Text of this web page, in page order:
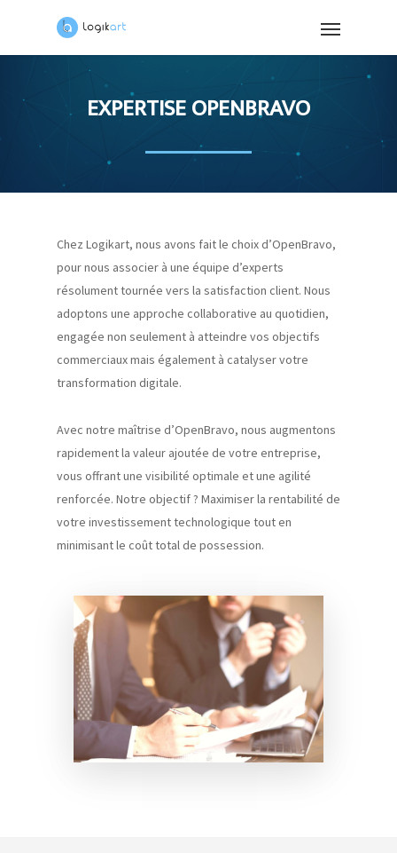
EXPERTISE OPENBRAVO
Chez Logikart, nous avons fait le choix d’OpenBravo,
pour nous associer à une équipe d’experts
résolument tournée vers la satisfaction client. Nous
adoptons une approche collaborative au quotidien,
engagée non seulement à atteindre vos objectifs
commerciaux mais également à catalyser votre
transformation digitale.
Avec notre maîtrise d’OpenBravo, nous augmentons
rapidement la valeur ajoutée de votre entreprise,
vous offrant une visibilité optimale et une agilité
renforcée. Notre objectif ? Maximiser la rentabilité de
votre investissement technologique tout en
minimisant le coût total de possession.